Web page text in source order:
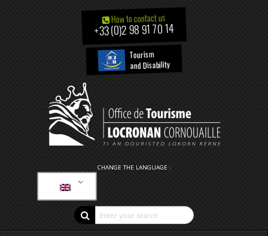
How to contact us
+33 (0)2 98 91 70 14
Tourism
and Disability
CHANGE THE LANGUAGE :